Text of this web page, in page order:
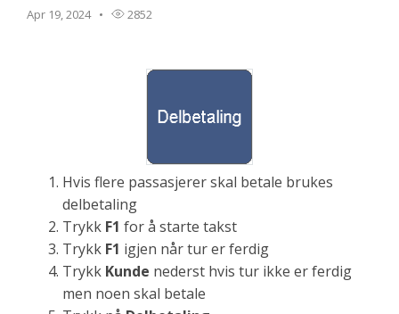
Login
Apr 19, 2024 2852
Hvis flere passasjerer skal betale brukes
delbetaling
Trykk F1 for å starte takst
Trykk F1 igjen når tur er ferdig
Trykk Kunde nederst hvis tur ikke er ferdig
men noen skal betale